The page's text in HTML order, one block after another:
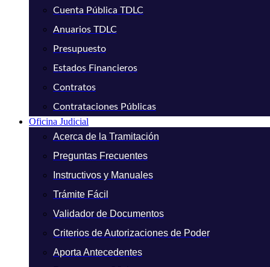
Cuenta Pública TDLC
Anuarios TDLC
Presupuesto
Estados Financieros
Contratos
Contrataciones Públicas
Oficina Judicial
Acerca de la Tramitación
Preguntas Frecuentes
Instructivos y Manuales
Trámite Fácil
Validador de Documentos
Criterios de Autorizaciones de Poder
Aporta Antecedentes